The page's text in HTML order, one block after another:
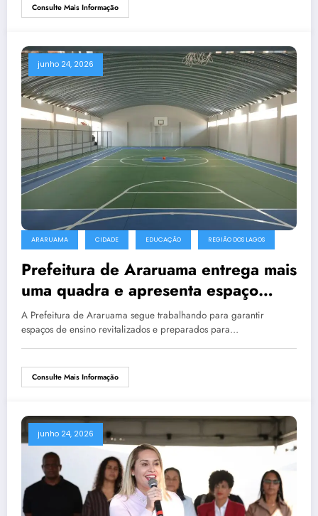
Consulte Mais Informação
junho 24, 2026
ARARUAMA CIDADE EDUCAÇÃO REGIÃO DOS LAGOS
Prefeitura de Araruama entrega mais
uma quadra e apresenta espaço
poliesportivo na Escola Municipal
Orlando Dias
A Prefeitura de Araruama segue trabalhando para garantir
espaços de ensino revitalizados e preparados para…
Consulte Mais Informação
junho 24, 2026